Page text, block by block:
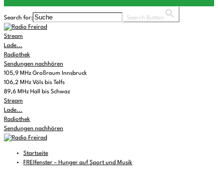
Search for: Search Button
Stream
Lade...
Radiothek
Sendungen nachhören
105,9 MHz Großraum Innsbruck
106,2 MHz Völs bis Telfs
89,6 MHz Hall bis Schwaz
Stream
Lade...
Radiothek
Sendungen nachhören
Startseite
FREIfenster – Hunger auf Sport und Musik